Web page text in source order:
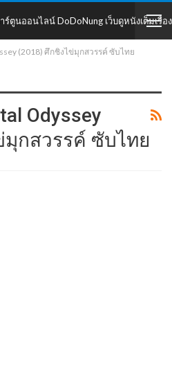
นออนไลน์ DoDoNung เว็บดูหนังเต็มเรื่อง
(2018) ศึกชิงไข่มุกสวรรค์ ซับไทย
Odyssey
กสวรรค์ ซับไทย